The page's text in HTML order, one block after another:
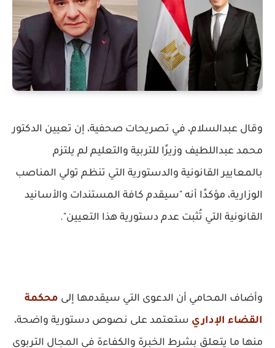
وقال عبدالسلام، في تصريحات صحفية، إن تعيين الدكتور
محمد عبداللطيف وزيرًا للتربية والتعليم لم يلتزم
بالمعايير القانونية والدستورية التي تنظم تولي المناصب
الوزارية، مؤكدًا أنه "سيقدم كافة المستندات والأسانيد
القانونية التي تُثبت عدم دستورية هذا التعيين".
وأضاف المحامي أن الدعوى التي سيقدمها إلى محكمة
القضاء الإداري ستعتمد على نصوص دستورية واضحة،
منها ما يتعلق بشرط الخبرة والكفاءة في المجال التربوي